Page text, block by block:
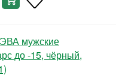
мужские
до -15, чёрный,